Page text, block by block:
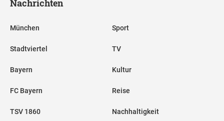
Nachrichten
München
Stadtviertel
Bayern
FC Bayern
TSV 1860
Sport
TV
Kultur
Reise
Nachhaltigkeit